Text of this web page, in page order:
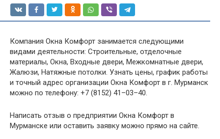
Компания Окна Комфорт занимается следующими
видами деятельности: Строительные, отделочные
материалы, Окна, Входные двери, Межкомнатные двери,
Жалюзи, Натяжные потолки. Узнать цены, график работы
и точный адрес организации Окна Комфорт в г. Мурманск
можно по телефону: +7 (8152) 41–03–40.
Написать отзыв о предприятии Окна Комфорт в
Мурманске или оставить заявку можно прямо на сайте.